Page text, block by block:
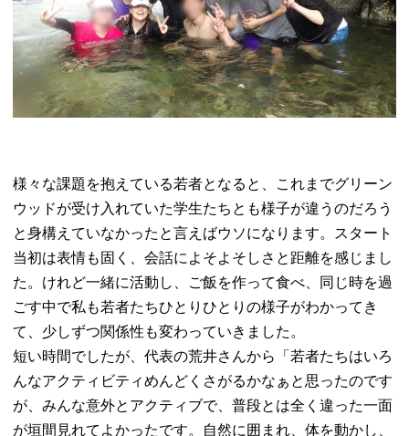
様々な課題を抱えている若者となると、これまでグリーン
ウッドが受け入れていた学生たちとも様子が違うのだろう
と身構えていなかったと言えばウソになります。スタート
当初は表情も固く、会話によそよそしさと距離を感じまし
た。けれど一緒に活動し、ご飯を作って食べ、同じ時を過
ごす中で私も若者たちひとりひとりの様子がわかってき
て、少しずつ関係性も変わっていきました。
短い時間でしたが、代表の荒井さんから「若者たちはいろ
んなアクティビティめんどくさがるかなぁと思ったのです
が、みんな意外とアクティブで、普段とは全く違った一面
が垣間見れてよかったです。自然に囲まれ、体を動かし、